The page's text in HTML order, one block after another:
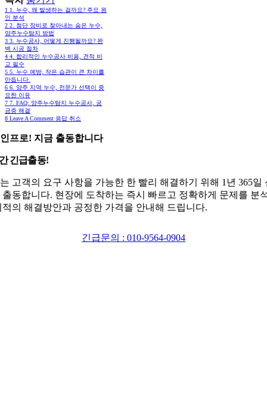
1 1. 누수, 왜 발생하는 걸까요? 주요 원
인 분석
2 2. 첨단 장비로 찾아내는 숨은 누수,
양주누수탐지 방법
3 3. 누수공사, 어떻게 진행될까요? 완
벽 시공 절차
4 4. 합리적인 누수공사 비용, 견적 비
교 필수
5 5. 누수 예방, 작은 습관이 큰 차이를
만듭니다.
6 6. 양주 지역 누수, 전문가 선택이 중
요한 이유
7 7. FAQ: 양주누수탐지 누수공사, 궁
금증 해결
8 Leave A Comment 응답 취소
프로! 지금 출동합니다
긴급출동!
고객의 요구 사항을 가능한 한 빨리 해결하기 위해 1년 365일
출동합니다. 현장에 도착하는 즉시 빠르고 정확하게 문제를 분
적의 해결방안과 공정한 가격을 안내해 드립니다.
긴급문의 : 010-9564-0904